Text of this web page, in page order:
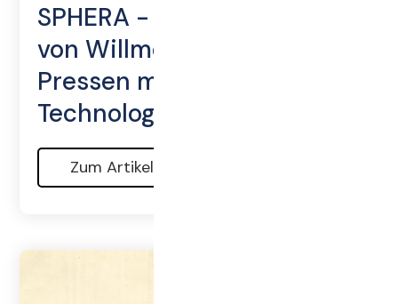
SPHERA - die Kugelpresse
von Willmes: Schonendes
Pressen mit 360 Grad
Technologie
Zum Artikel